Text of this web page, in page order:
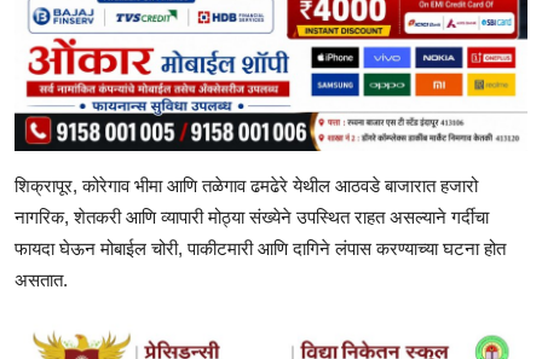
शिक्रापूर, कोरेगाव भीमा आणि तळेगाव ढमढेरे येथील आठवडे बाजारात हजारो
नागरिक, शेतकरी आणि व्यापारी मोठ्या संख्येने उपस्थित राहत असल्याने गर्दीचा
फायदा घेऊन मोबाईल चोरी, पाकीटमारी आणि दागिने लंपास करण्याच्या घटना होत
असतात.